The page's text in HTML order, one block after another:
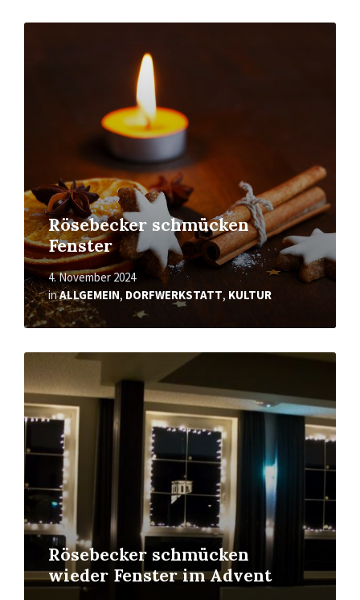
Rösebecker schmücken
Fenster
4. November 2024
inALLGEMEIN, DORFWERKSTATT, KULTUR
Mehr
Rösebecker schmücken
wieder Fenster im Advent
Mehr